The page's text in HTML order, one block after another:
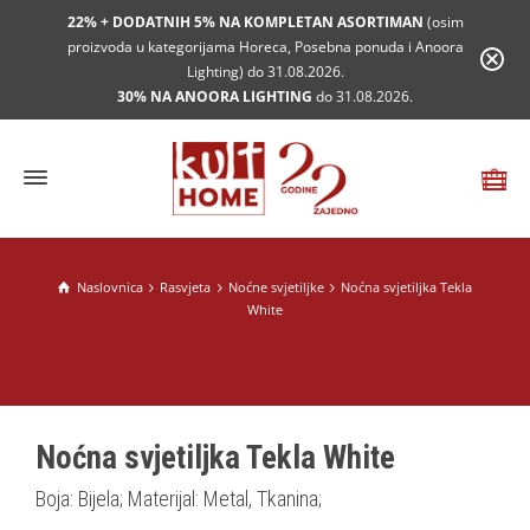
22% + DODATNIH 5% NA KOMPLETAN ASORTIMAN (osim
proizvoda u kategorijama Horeca, Posebna ponuda i Anoora
Lighting) do 31.08.2026.
30% NA ANOORA LIGHTING do 31.08.2026.
Naslovnica Rasvjeta Noćne svjetiljke
Noćna svjetiljka Tekla
White
Noćna svjetiljka Tekla White
Boja: Bijela; Materijal: Metal, Tkanina;